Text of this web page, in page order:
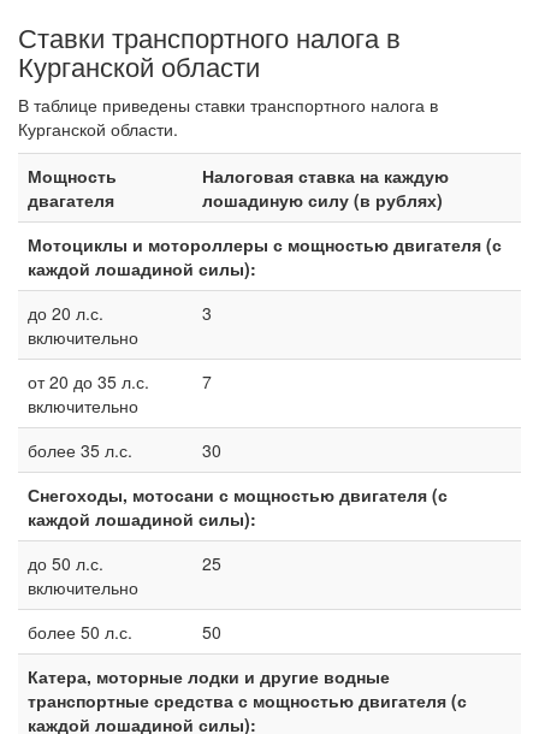
Ставки транспортного налога в
Курганской области
В таблице приведены ставки транспортного налога в
Курганской области.
Мощность
двагателя
Налоговая ставка на каждую
лошадиную силу (в рублях)
Мотоциклы и мотороллеры с мощностью двигателя (с
каждой лошадиной силы):
до 20 л.с.
включительно
3
от 20 до 35 л.с.
включительно
7
более 35 л.с.
30
Снегоходы, мотосани с мощностью двигателя (с
каждой лошадиной силы):
до 50 л.с.
включительно
25
более 50 л.с.
50
Катера, моторные лодки и другие водные
транспортные средства с мощностью двигателя (с
каждой лошадиной силы):